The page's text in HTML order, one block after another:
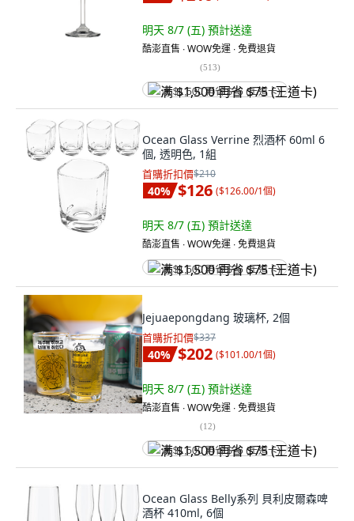
明天 8/7 (五) 預計送達
酷澎直售 ∙ WOW免運 ∙ 免費退貨
(513)
满 $1,500 再省 $75 (王道卡)
Ocean Glass Verrine 烈酒杯 60ml 6
個, 透明色, 1組
首購折扣價$210
40% $126 ($126.00/1個)
明天 8/7 (五) 預計送達
酷澎直售 ∙ WOW免運 ∙ 免費退貨
满 $1,500 再省 $75 (王道卡)
Jejuaepongdang 玻璃杯, 2個
首購折扣價$337
40% $202 ($101.00/1個)
明天 8/7 (五) 預計送達
酷澎直售 ∙ WOW免運 ∙ 免費退貨
(12)
满 $1,500 再省 $75 (王道卡)
Ocean Glass Belly系列 貝利皮爾森啤
酒杯 410ml, 6個